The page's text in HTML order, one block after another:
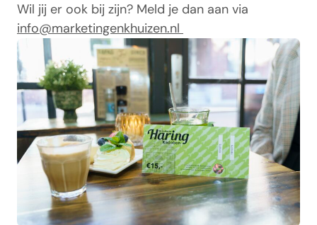
Wil jij er ook bij zijn? Meld je dan aan via
info@marketingenkhuizen.nl